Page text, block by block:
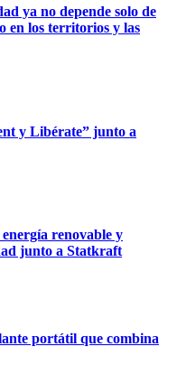
ya no depende solo de
en los territorios y las
y Libérate” junto a
renovable y
junto a Statkraft
portátil que combina